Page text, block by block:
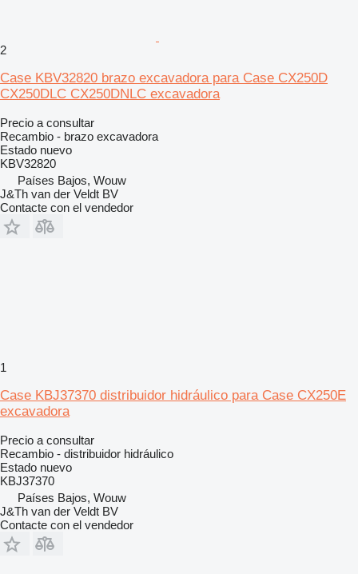
2
Case KBV32820 brazo excavadora para Case CX250D
CX250DLC CX250DNLC excavadora
Precio a consultar
Recambio - brazo excavadora
Estado nuevo
KBV32820
Países Bajos, Wouw
J&Th van der Veldt BV
Contacte con el vendedor
1
Case KBJ37370 distribuidor hidráulico para Case CX250E
excavadora
Precio a consultar
Recambio - distribuidor hidráulico
Estado nuevo
KBJ37370
Países Bajos, Wouw
J&Th van der Veldt BV
Contacte con el vendedor